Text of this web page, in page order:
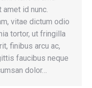
id nunc.
vitae dictum odio
tortor, ut fringilla
finibus arcu ac,
faucibus neque
dolor…